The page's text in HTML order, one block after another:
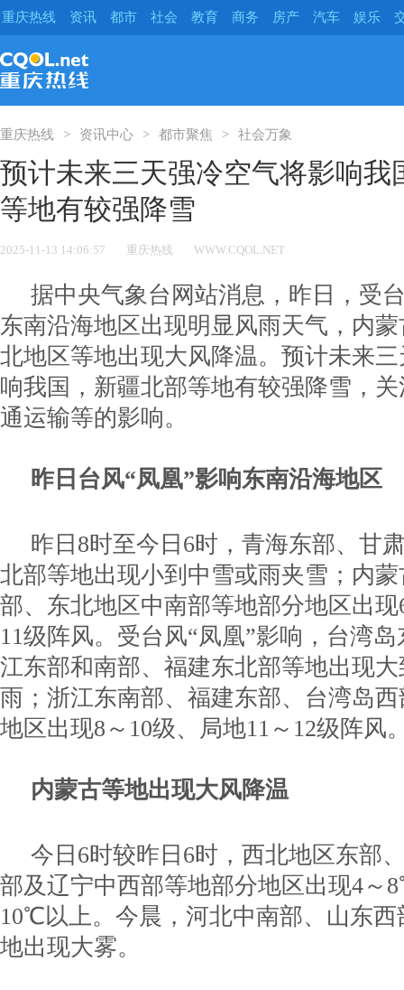
重庆热线 资讯 都市 社会 教育 商务 房产 汽车 娱乐
重庆热线 资讯中心 都市聚焦 社会万象
预计未来三天强冷空气将影响我
等地有较强降雪
2025-11-13 14:06:57 重庆热线 WWW.CQOL.NET
据中央气象台网站消息，昨日，受
东南沿海地区出现明显风雨天气，内
北地区等地出现大风降温。预计未来
响我国，新疆北部等地有较强降雪，
通运输等的影响。
昨日台风“凤凰”影响东南沿海地区
昨日8时至今日6时，青海东部、甘
北部等地出现小到中雪或雨夹雪；内
部、东北地区中南部等地部分地区出
11级阵风。受台风“凤凰”影响，台湾
江东部和南部、福建东北部等地出现
雨；浙江东南部、福建东部、台湾岛
地区出现8～10级、局地11～12级阵风
内蒙古等地出现大风降温
今日6时较昨日6时，西北地区东部
部及辽宁中西部等地部分地区出现4～
10℃以上。今晨，河北中南部、山东
地出现大雾。